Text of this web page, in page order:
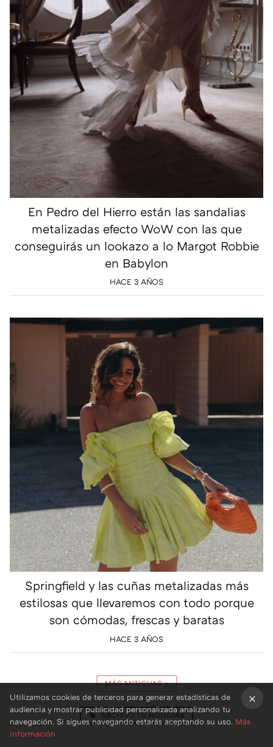
En Pedro del Hierro están las sandalias
metalizadas efecto WoW con las que
conseguirás un lookazo a lo Margot Robbie
en Babylon
HACE 3 AÑOS
Springfield y las cuñas metalizadas más
estilosas que llevaremos con todo porque
son cómodas, frescas y baratas
HACE 3 AÑOS
MÁS ANTIGUAS»
ARCHIVO DE NOTICIAS
Utilizamos cookies de terceros para generar estadísticas de
audiencia y mostrar publicidad personalizada analizando tu
navegación. Si sigues navegando estarás aceptando su uso. Más
información